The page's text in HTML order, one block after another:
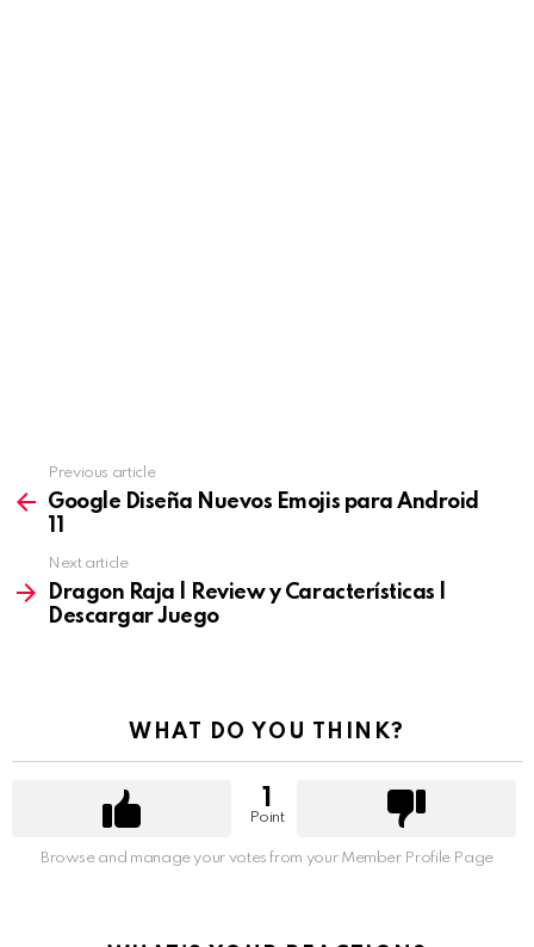
more
Previous article
Google Diseña Nuevos Emojis para Android
11
Next article
Dragon Raja | Review y Características |
Descargar Juego
WHAT DO YOU THINK?
Point
Browse and manage your votes from your Member Profile Page